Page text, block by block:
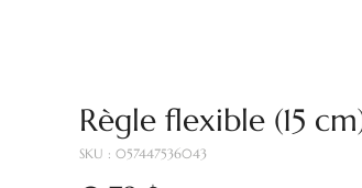
Règle flexible (15
SKU : 057447536043